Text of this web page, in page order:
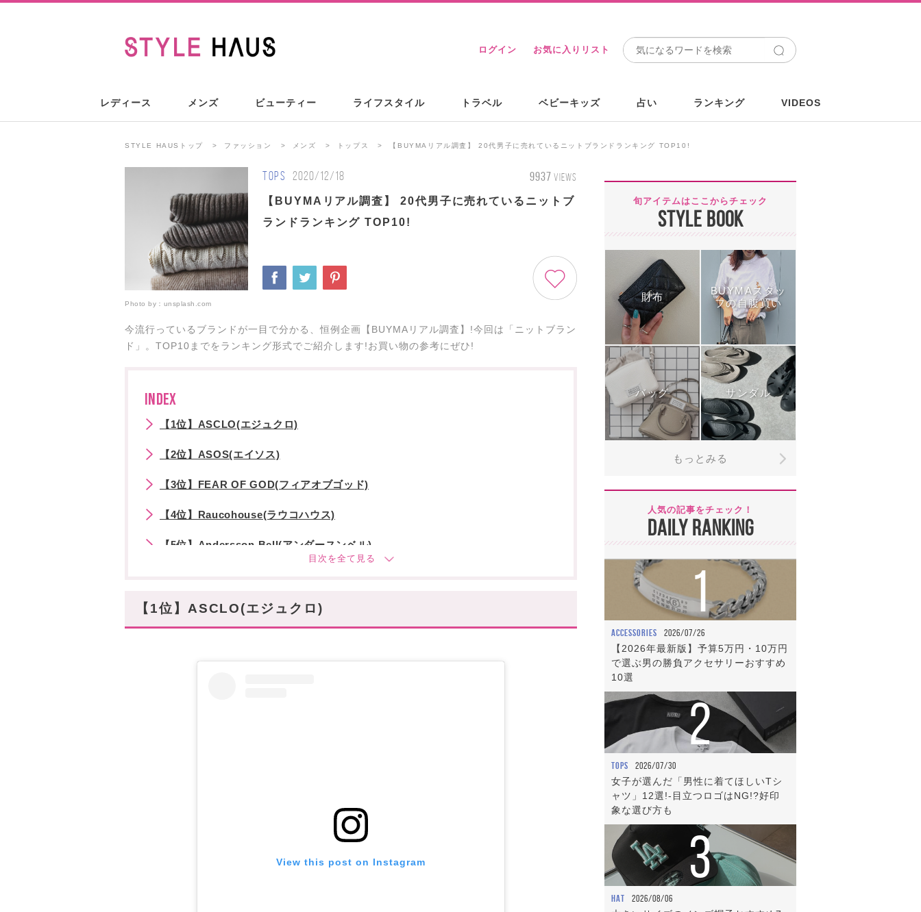
ログイン お気に入りリスト
レディース メンズ ビューティー ライフスタイル トラベル ベビーキッズ 占い ランキング VIDEOS
STYLE HAUSトップ ファッション メンズ トップス 【BUYMAリアル調査】 20代男子に売れているニットブランドランキング TOP10!
TOPS 2020/12/18 9937 VIEWS
【BUYMAリアル調査】 20代男子に売れているニットブ
ランドランキング TOP10!
Photo by： unsplash.com
今流行っているブランドが一目で分かる、恒例企画【BUYMAリアル調査】!今回は「ニットブラン
ド」。TOP10までをランキング形式でご紹介します!お買い物の参考にぜひ!
INDEX
【1位】ASCLO(エジュクロ)
【2位】ASOS(エイソス)
【3位】FEAR OF GOD(フィアオブゴッド)
【4位】Raucohouse(ラウコハウス)
【5位】Andersson Bell(アンダースンベル)
【7位】ADER ERROR(アダーエラー )
【9位】KENZO(ケンゾー)
【1位】ASCLO(エジュクロ)
View this post on Instagram
旬アイテムはここからチェック
STYLE BOOK
財布
BUYMAスタッ
フの自腹買い
バッグ サンダル
もっとみる
人気の記事をチェック！
DAILY RANKING
1
ACCESSORIES 2026/07/26
【2026年最新版】予算5万円・10万円
で選ぶ男の勝負アクセサリーおすすめ
10選
2
TOPS 2026/07/30
女子が選んだ「男性に着てほしいTシ
ャツ」12選!-目立つロゴはNG!?好印
象な選び方も
3
HAT 2026/08/06